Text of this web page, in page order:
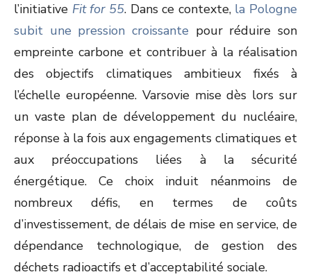
l’initiative Fit for 55. Dans ce contexte, la Pologne
subit une pression croissante pour réduire son
empreinte carbone et contribuer à la réalisation
des objectifs climatiques ambitieux fixés à
l’échelle européenne. Varsovie mise dès lors sur
un vaste plan de développement du nucléaire,
réponse à la fois aux engagements climatiques et
aux préoccupations liées à la sécurité
énergétique. Ce choix induit néanmoins de
nombreux défis, en termes de coûts
d’investissement, de délais de mise en service, de
dépendance technologique, de gestion des
déchets radioactifs et d’acceptabilité sociale.